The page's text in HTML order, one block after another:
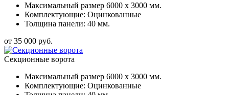
Максимальный размер 6000 x 3000 мм.
Комплектующие: Оцинкованные
Толщина панели: 40 мм.
от 35 000 руб.
Секционные ворота
Максимальный размер 6000 x 3000 мм.
Комплектующие: Оцинкованные